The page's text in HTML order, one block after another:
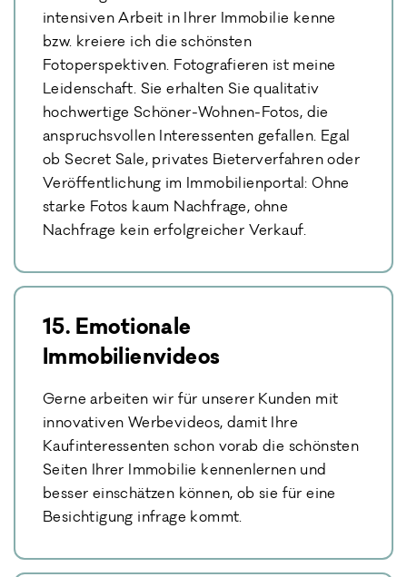
intensiven Arbeit in Ihrer Immobilie kenne
bzw. kreiere ich die schönsten
Fotoperspektiven. Fotografieren ist meine
Leidenschaft. Sie erhalten Sie qualitativ
hochwertige Schöner-Wohnen-Fotos, die
anspruchsvollen Interessenten gefallen. Egal
ob Secret Sale, privates Bieterverfahren oder
Veröffentlichung im Immobilienportal: Ohne
starke Fotos kaum Nachfrage, ohne
Nachfrage kein erfolgreicher Verkauf.
15. Emotionale
Immobilienvideos
Gerne arbeiten wir für unserer Kunden mit
innovativen Werbevideos, damit Ihre
Kaufinteressenten schon vorab die schönsten
Seiten Ihrer Immobilie kennenlernen und
besser einschätzen können, ob sie für eine
Besichtigung infrage kommt.